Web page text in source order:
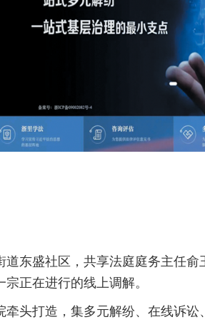
道东盛社区，共享法庭庭务主任
正在进行的线上调解。
牵头打造，集多元解纷、在线诉